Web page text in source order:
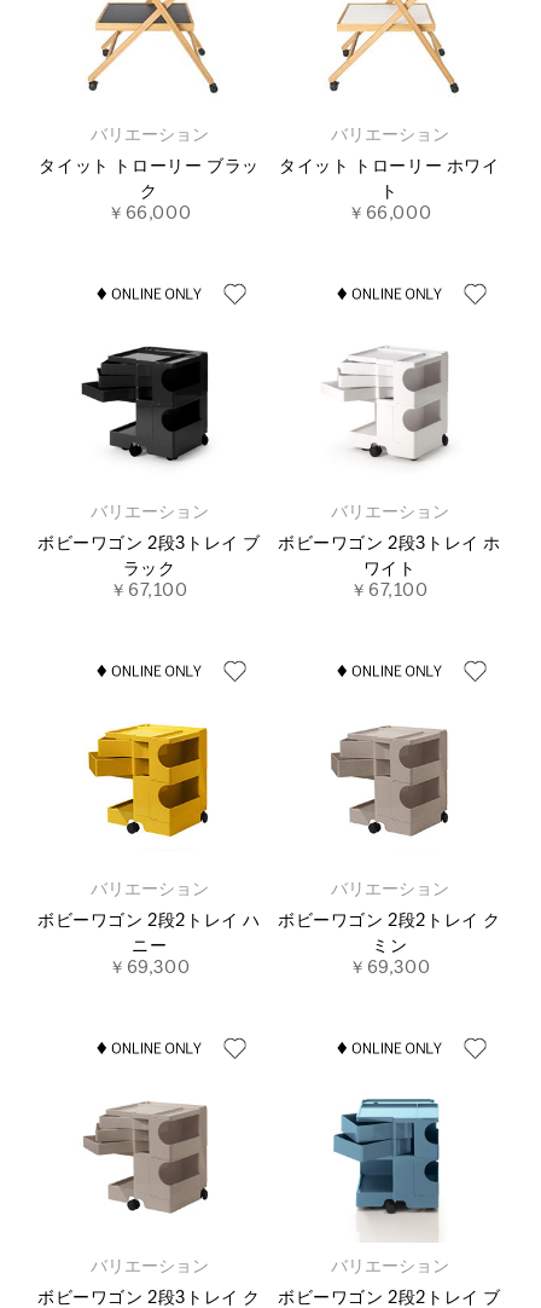
バリエーション
タイット トローリー ブラッ
ク
￥66,000
バリエーション
タイット トローリー ホワイ
ト
￥66,000
バリエーション
ボビーワゴン 2段3トレイ ブ
ラック
￥67,100
バリエーション
ボビーワゴン 2段3トレイ ホ
ワイト
￥67,100
バリエーション
ボビーワゴン 2段2トレイ ハ
ニー
￥69,300
バリエーション
ボビーワゴン 2段2トレイ ク
ミン
￥69,300
バリエーション
ボビーワゴン 2段3トレイ ク
バリエーション
ボビーワゴン 2段2トレイ ブ